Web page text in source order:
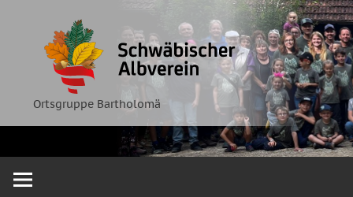
springen
Ortsgruppe Bartholomä
Albverein
Ortsgruppe
Bartholomä